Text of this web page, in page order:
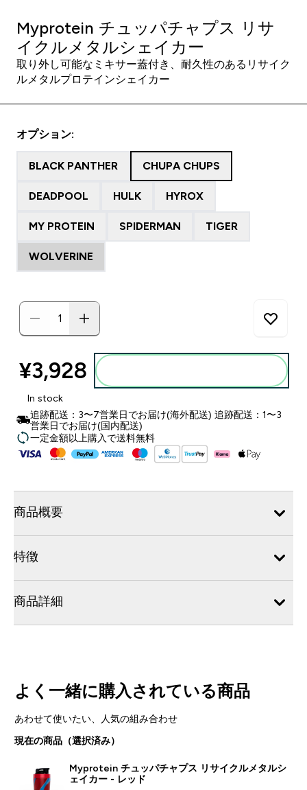
Myprotein チュッパチャプス リサ
イクルメタルシェイカー
取り外し可能なミキサー蓋付き、耐久性のあるリサイク
ルメタルプロテインシェイカー
オプション:
BLACK PANTHER CHUPA CHUPS
DEADPOOL HULK HYROX
MY PROTEIN SPIDERMAN TIGER
WOLVERINE
¥3,928‎
In stock
追跡配送：3〜7営業日でお届け(海外配送) 追跡配送：1〜3
営業日でお届け(国内配送)
一定金額以上購入で送料無料
商品概要
特徴
商品詳細
よく一緒に購入されている商品
あわせて使いたい、人気の組み合わせ
現在の商品（選択済み）
Myprotein チュッパチャプス リサイクルメタルシ
ェイカー - レッド